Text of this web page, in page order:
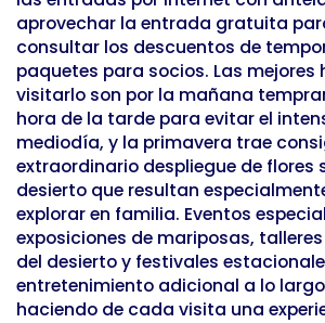
aprovechar la entrada gratuita
consultar los descuentos de
paquetes para socios. Las mejores
visitarlo son por la mañana
hora de la tarde para evitar el
mediodía, y la primavera trae
extraordinario despliegue de flores
desierto que resultan
explorar en familia. Eventos
exposiciones de mariposas,
del desierto y festivales
entretenimiento adicional a lo
haciendo de cada visita una